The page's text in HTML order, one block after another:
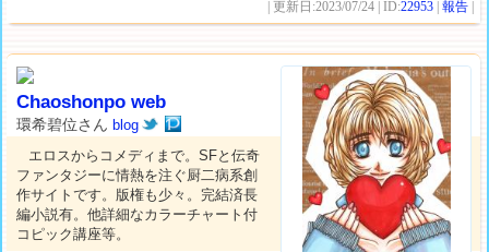
| 更新日:2023/07/24 | ID:22953 |報告
Chaoshonpo web
環希碧位さんblog
エロスからコメディまで。SFと伝奇
ファンタジーに情熱を注ぐ厨二病系創
作サイトです。版権も少々。完結済長
編小説有。他詳細なカラーチャート付
コピック講座等。